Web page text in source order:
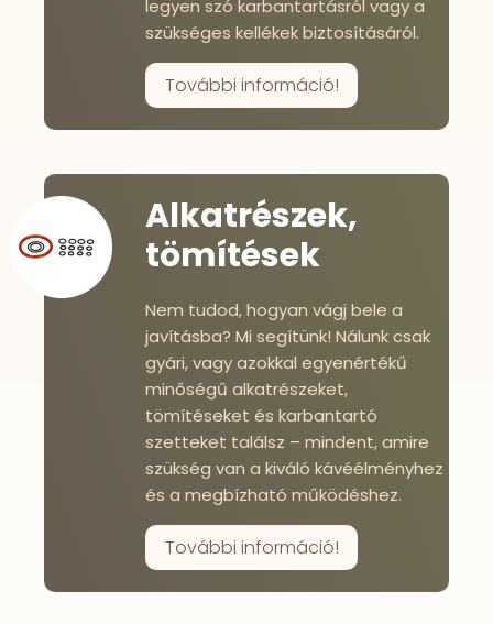
legyen szó karbantartásról vagy a
szükséges kellékek biztosításáról.
További információ!
Alkatrészek,
tömítések
Nem tudod, hogyan vágj bele a
javításba? Mi segítünk! Nálunk csak
gyári, vagy azokkal egyenértékű
minőségű alkatrészeket,
tömítéseket és karbantartó
szetteket találsz – mindent, amire
szükség van a kiváló kávéélményhez
és a megbízható működéshez.
További információ!